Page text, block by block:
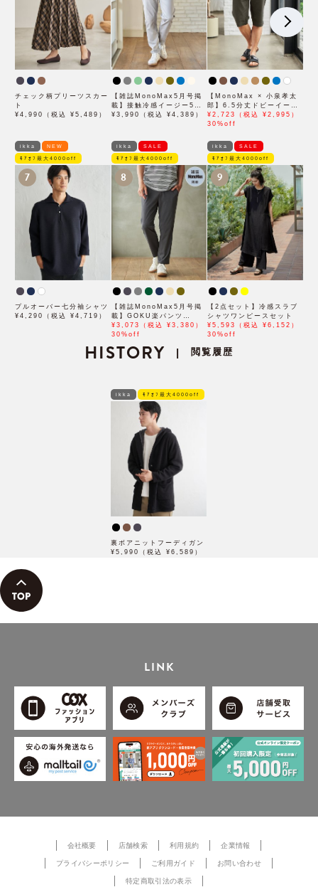
チェック柄プリーツスカー
ト
¥4,990（税込 ¥5,489）
【雑誌MonoMax5月号掲
載】接触冷感イージー5ポ
ケット
¥3,990（税込 ¥4,389）
【MonoMax × 小泉孝太
郎】6.5分丈ドビーイージ
ーハーフパンツ「小泉孝太
郎さん着用モデル」
¥2,723（税込 ¥2,995）
30%off
ikka NEW
ﾓｱｵﾌ最大4000off
7
プルオーバー七分袖シャツ
¥4,290（税込 ¥4,719）
ikka SALE
ﾓｱｵﾌ最大4000off
8
【雑誌MonoMax5月号掲
載】GOKU楽パンツ
EASY STRETCH 冷感ア
ンクル【接触冷感】「小泉
¥3,073（税込 ¥3,380）
30%off
ikka SALE
ﾓｱｵﾌ最大4000off
9
【2点セット】冷感スラブ
シャツワンピースセット
¥5,593（税込 ¥6,152）
30%off
HISTORY | 閲覧履歴
ikka ﾓｱｵﾌ最大4000off
裏ボアニットフーディガン
¥5,990（税込 ¥6,589）
LINK
会社概要 店舗検索 利用規約 企業情報
プライバシーポリシー ご利用ガイド お問い合わせ
特定商取引法の表示